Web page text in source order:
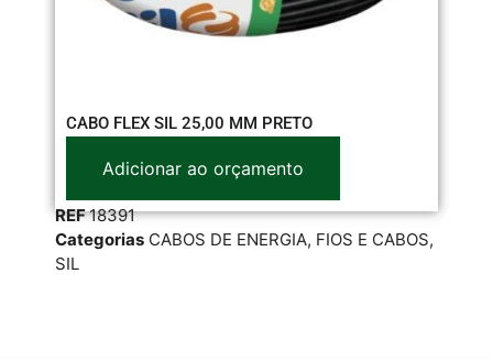
CABO FLEX SIL 25,00 MM PRETO
Adicionar ao orçamento
REF18391
Categorias CABOS DE ENERGIA, FIOS E CABOS,
SIL